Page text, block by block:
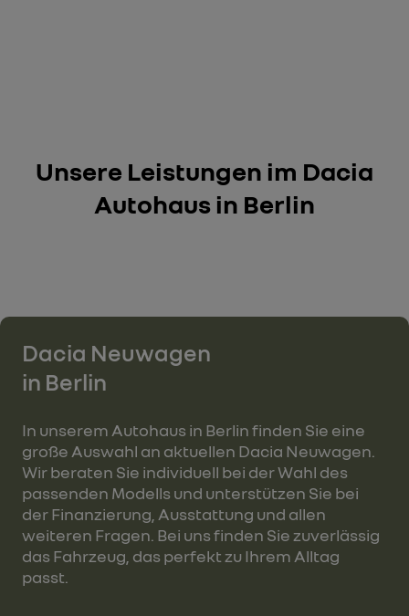
Unsere Leistungen im Dacia
Autohaus in Berlin
Dacia Neuwagen
in Berlin
In unserem Autohaus in Berlin finden Sie eine
große Auswahl an aktuellen Dacia Neuwagen.
Wir beraten Sie individuell bei der Wahl des
passenden Modells und unterstützen Sie bei
der Finanzierung, Ausstattung und allen
weiteren Fragen. Bei uns finden Sie zuverlässig
das Fahrzeug, das perfekt zu Ihrem Alltag
passt.